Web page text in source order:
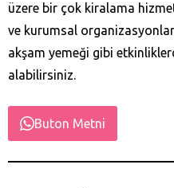
üzere bir çok kiralama
ve kurumsal
akşam yemeği gibi
alabilirsiniz.
Buton Metni